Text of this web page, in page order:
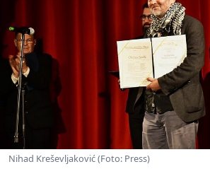
Nihad Kreševljaković (Foto: Press)